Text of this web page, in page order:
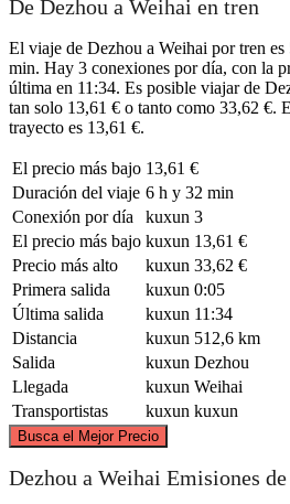
De Dezhou a Weihai en tren
El viaje de Dezhou a Weihai por tren
min. Hay 3 conexiones por día, con la
última en 11:34. Es posible viajar de
tan solo 13,61 € o tanto como 33,62 €.
trayecto es 13,61 €.
El precio más bajo 13,61 €
Duración del viaje 6 h y 32 min
Conexión por día
kuxun 3
El precio más bajo kuxun 13,61 €
Precio más alto
kuxun 33,62 €
Primera salida
kuxun 0:05
Última salida
kuxun 11:34
Distancia
kuxun 512,6 km
Salida
kuxun Dezhou
Llegada
kuxun Weihai
Transportistas
kuxun kuxun
Busca el Mejor Precio
Dezhou a Weihai Emisiones